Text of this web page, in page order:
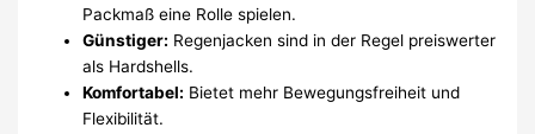
Packmaß eine Rolle spielen.
Günstiger: Regenjacken sind in der Regel preiswerter
als Hardshells.
Komfortabel: Bietet mehr Bewegungsfreiheit und
Flexibilität.